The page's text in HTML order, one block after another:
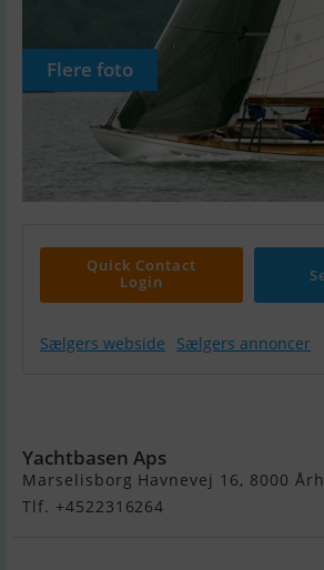
Flere foto
Quick Contact
Login
Sælgers webside Sælgers annoncer
Yachtbasen Aps
Marselisborg Havnevej 16, 8000
Tlf. +4522316264